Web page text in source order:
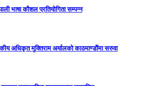
भाषा कौशल प्रतियोगिता सम्पन्न
अधिकृत मुक्तिराम अर्यालको काठमाण्डौंमा सरुवा